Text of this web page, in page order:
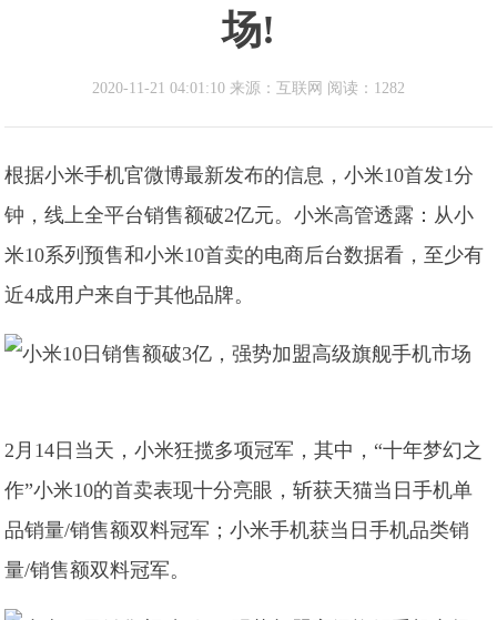
场!
2020-11-21 04:01:10 来源：互联网 阅读：1282
根据小米手机官微博最新发布的信息，小米10首发1分
钟，线上全平台销售额破2亿元。小米高管透露：从小
米10系列预售和小米10首卖的电商后台数据看，至少有
近4成用户来自于其他品牌。
2月14日当天，小米狂揽多项冠军，其中，“十年梦幻之
作”小米10的首卖表现十分亮眼，斩获天猫当日手机单
品销量/销售额双料冠军；小米手机获当日手机品类销
量/销售额双料冠军。